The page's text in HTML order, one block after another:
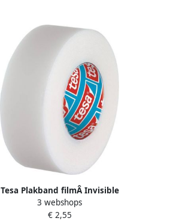
Tesa Plakband filmÂ Invisible
33mx19mm mat transparant
3 webshops
€ 2,55